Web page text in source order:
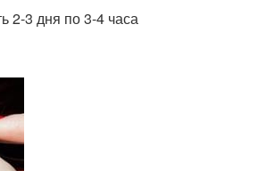
2-3 дня по 3-4 часа